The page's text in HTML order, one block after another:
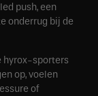
push, een
onderrug bij de
hyrox-sporters
op, voelen
of